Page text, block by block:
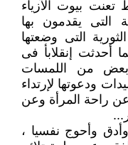
بيوت الآزياء
التى يقدمون بها
التى وضعتها
أحدثت إنقلابأ فى
من اللمسات
ودعوتها لإرتداء
راحة المرأة وعن
وأحوج نفسيا ،